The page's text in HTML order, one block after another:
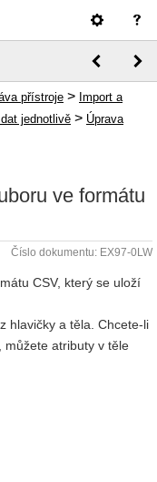
přístroje > Import a
jednotlivě > Úprava
ve formátu
Číslo dokumentu: EX97-0LW
CSV, který se uloží
hlavičky a těla. Chcete-li
atributy v těle